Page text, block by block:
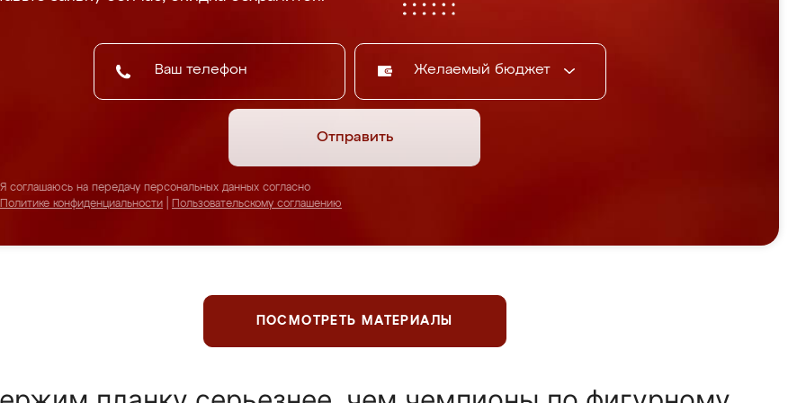
Желаемый бюджет
Отправить
Я соглашаюсь на передачу персональных данных согласно
Политике конфиденциальности
Пользовательскому соглашению
ПОСМОТРЕТЬ МАТЕРИАЛЫ